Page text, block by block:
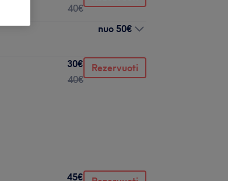
40€
nuo 50€
30€
40€
Rezervuoti
45€